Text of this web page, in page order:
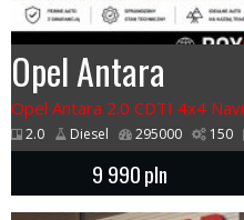
Opel Antara
Opel Antara 2.0 CDTI 4x4 Navi
2.0 Diesel 295000 150
9 990pln